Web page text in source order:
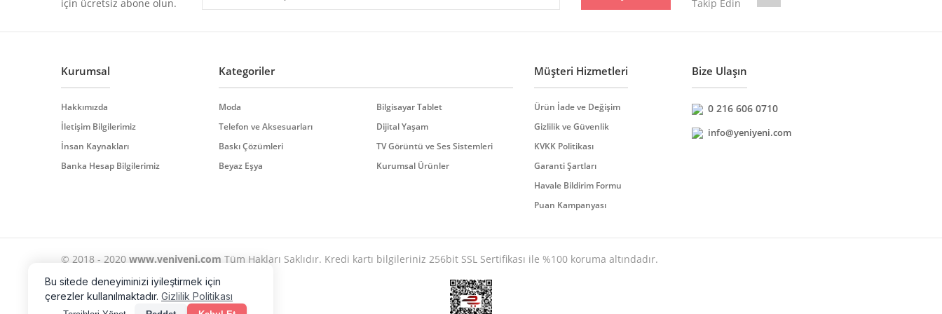
Ürün açıklamasında eksik bilgiler bulunuyor.
Gönder
için ücretsiz abone olun. Takip Edin
Kurumsal
Hakkımızda
İletişim Bilgilerimiz
İnsan Kaynakları
Banka Hesap Bilgilerimiz
Kategoriler
Moda
Telefon ve Aksesuarları
Baskı Çözümleri
Beyaz Eşya
Bilgisayar Tablet
Dijital Yaşam
TV Görüntü ve Ses Sistemleri
Kurumsal Ürünler
Müşteri Hizmetleri
Ürün İade ve Değişim
Gizlilik ve Güvenlik
KVKK Politikası
Garanti Şartları
Havale Bildirim Formu
Puan Kampanyası
Bize Ulaşın
0 216 606 0710
info@yeniyeni.com
© 2018 - 2020 www.yeniyeni.com Tüm Hakları Saklıdır. Kredi kartı bilgileriniz 256bit SSL Sertifikası ile %100 koruma altındadır.